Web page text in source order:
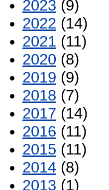
2023 (9)
2022 (14)
2021 (11)
2020 (8)
2019 (9)
2018 (7)
2017 (14)
2016 (11)
2015 (11)
2014 (8)
2013 (1)